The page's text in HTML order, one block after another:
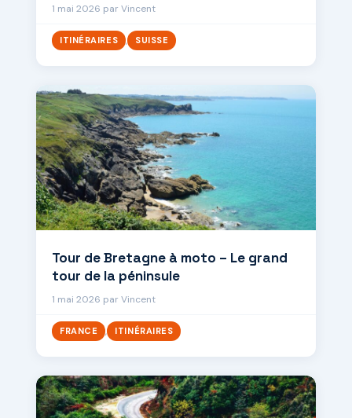
1 mai 2026 par Vincent
ITINÉRAIRES , SUISSE
Tour de Bretagne à moto – Le grand
tour de la péninsule
1 mai 2026 par Vincent
FRANCE , ITINÉRAIRES